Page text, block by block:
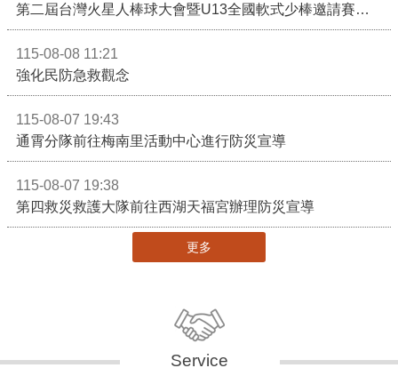
第二屆台灣火星人棒球大會暨U13全國軟式少棒邀請賽在苗栗舉辦
115-08-08 11:21
強化民防急救觀念
115-08-07 19:43
通霄分隊前往梅南里活動中心進行防災宣導
115-08-07 19:38
第四救災救護大隊前往西湖天福宮辦理防災宣導
更多